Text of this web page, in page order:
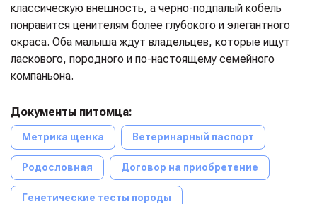
классическую внешность, а черно-подпалый кобель
понравится ценителям более глубокого и элегантного
окраса. Оба малыша ждут владельцев, которые ищут
ласкового, породного и по-настоящему семейного
компаньона.
Документы питомца:
Метрика щенка Ветеринарный паспорт
Родословная Договор на приобретение
Генетические тесты породы